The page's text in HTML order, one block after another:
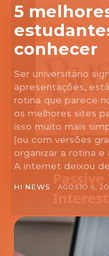
5
conhecer
Ser universitário
apresentações,
rotina que parece
os melhores sites
isso muito mais
(ou com versões
organizar a rotina
A internet deixou
HI NEWS AGOSTO 6,